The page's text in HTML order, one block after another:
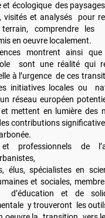
et écologique des
visités et analysés pour
comprendre
en oeuvre localement.
montrent ainsi
sont une réalité qui
à l’urgence de ces
initiatives locales ou
un réseau européen
mettent en lumière des
contributions
professionnels de
élus, spécialistes en
et sociales,
d’éducation et de
y trouveront les